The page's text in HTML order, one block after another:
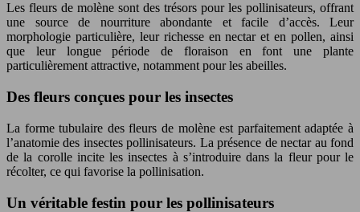
Les fleurs de molène sont des trésors pour les pollinisateurs, offrant
une source de nourriture abondante et facile d’accès. Leur
morphologie particulière, leur richesse en nectar et en pollen, ainsi
que leur longue période de floraison en font une plante
particulièrement attractive, notamment pour les abeilles.
Des fleurs conçues pour les insectes
La forme tubulaire des fleurs de molène est parfaitement adaptée à
l’anatomie des insectes pollinisateurs. La présence de nectar au fond
de la corolle incite les insectes à s’introduire dans la fleur pour le
récolter, ce qui favorise la pollinisation.
Un véritable festin pour les pollinisateurs